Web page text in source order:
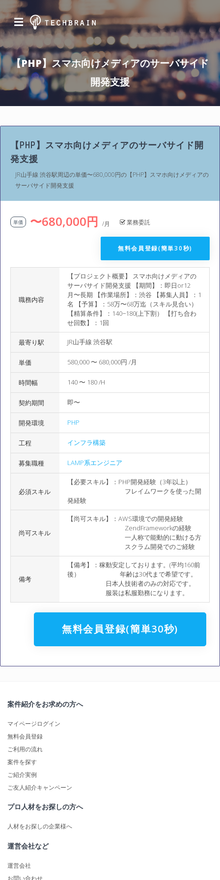
☰
【PHP】スマホ向けメディアのサーバサイド
開発支援
【PHP】スマホ向けメディアのサーバサイド開
発支援
JR山手線 渋谷駅周辺の単価〜680,000円の【PHP】スマホ向けメディアの
サーバサイド開発支援
単価 〜680,000円 /月 業務委託
無料会員登録(簡単30秒)
職務内容
【プロジェクト概要】 スマホ向けメディアの
サーバサイド開発支援 【期間】：即日or12
月〜長期 【作業場所】：渋谷 【募集人員】：1
名 【予算】：58万〜68万迄（スキル見合い）
【精算条件】：140−180(上下割） 【打ち合わ
せ回数】：1回
最寄り駅 JR山手線 渋谷駅
単価 580,000 〜 680,000円 /月
時間幅 140 〜 180 /H
契約期間 即〜
開発環境 PHP
工程 インフラ構築
募集職種 LAMP系エンジニア
必須スキル
【必要スキル】：PHP開発経験（3年以上）
フレイムワークを使った開
発経験
尚可スキル
【尚可スキル】：AWS環境での開発経験
ZendFrameworkの経験
一人称で能動的に動ける方
スクラム開発でのご経験
備考
【備考】：稼動安定しております。(平均160前
後） 年齢は30代まで希望です。
日本人技術者のみの対応です。
服装は私服勤務になります。
無料会員登録(簡単30秒)
案件紹介をお求めの方へ
マイページログイン
無料会員登録
ご利用の流れ
案件を探す
ご紹介実例
ご友人紹介キャンペーン
プロ人材をお探しの方へ
人材をお探しの企業様へ
運営会社など
運営会社
お問い合わせ